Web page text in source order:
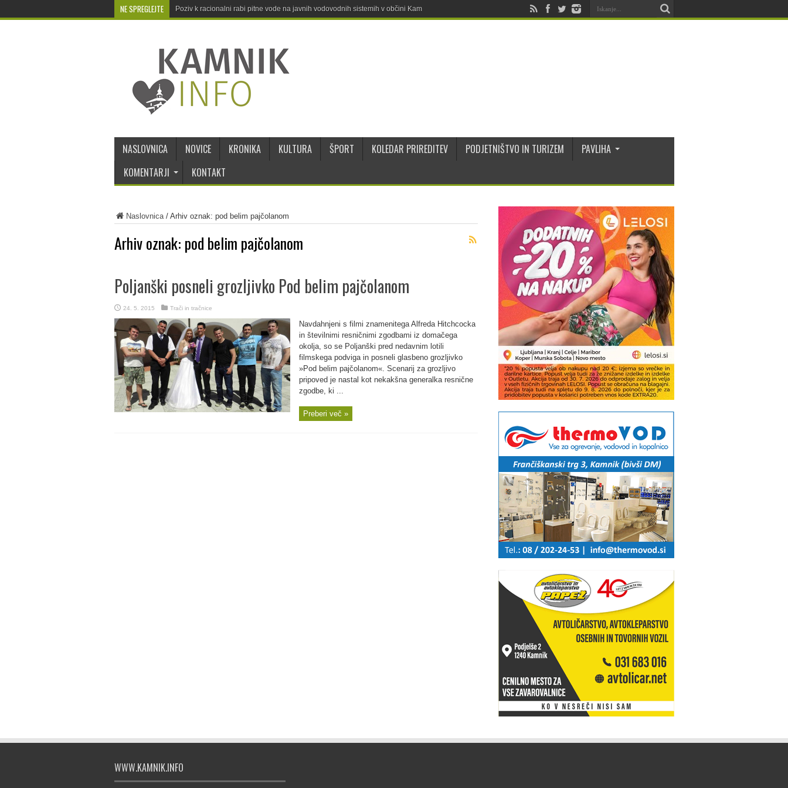
NE SPREGLEJTE Poziv k racionalni rabi pitne vode na javnih vodovodnih sistemih v občini Kamnik
NASLOVNICA NOVICE KRONIKA KULTURA ŠPORT KOLEDAR PRIREDITEV PODJETNIŠTVO IN TURIZEM
PAVLIHA
KOMENTARJI
KONTAKT
Naslovnica/ Arhiv oznak: pod belim pajčolanom
Arhiv oznak: pod belim pajčolanom
Poljanški posneli grozljivko Pod belim pajčolanom
24. 5. 2015 Trači in tračnice
Navdahnjeni s filmi znamenitega Alfreda Hitchcocka
in številnimi resničnimi zgodbami iz domačega
okolja, so se Poljanški pred nedavnim lotili
filmskega podviga in posneli glasbeno grozljivko
»Pod belim pajčolanom«. Scenarij za grozljivo
pripoved je nastal kot nekakšna generalka resnične
zgodbe, ki ...
Preberi več »
WWW.KAMNIK.INFO